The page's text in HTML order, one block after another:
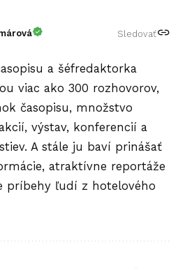
Sledovať
a šéfredaktorka
viac ako 300 rozhovorov,
časopisu, množstvo
výstav, konferencií a
A stále ju baví prinášať
atraktívne reportáže
príbehy ľudí z hotelového